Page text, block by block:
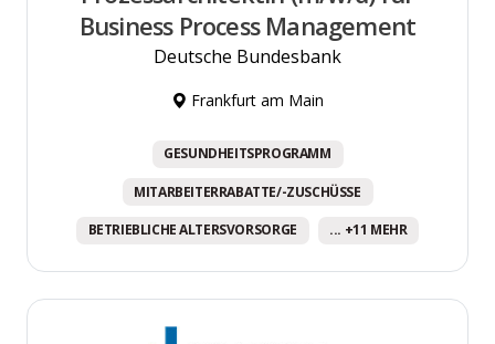
Business Process Management
Deutsche Bundesbank
Frankfurt am Main
GESUNDHEITSPROGRAMM
MITARBEITERRABATTE/-ZUSCHÜSSE
BETRIEBLICHE ALTERSVORSORGE ... +11 MEHR